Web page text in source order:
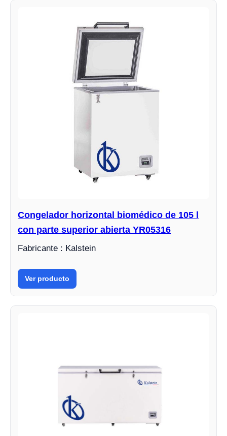
Congelador horizontal biomédico de 105 l
con parte superior abierta YR05316
Fabricante : Kalstein
Ver producto